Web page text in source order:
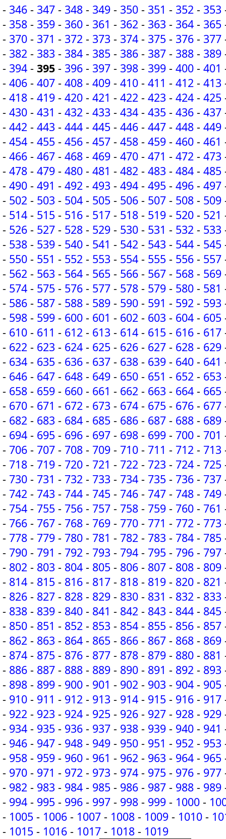
- 346 - 347 - 348 - 349 - 350 - 351 - 352 - 353
- 358 - 359 - 360 - 361 - 362 - 363 - 364 - 365
- 370 - 371 - 372 - 373 - 374 - 375 - 376 - 377
- 382 - 383 - 384 - 385 - 386 - 387 - 388 - 389
- 394 - 395 - 396 - 397 - 398 - 399 - 400 - 401
- 406 - 407 - 408 - 409 - 410 - 411 - 412 - 413
- 418 - 419 - 420 - 421 - 422 - 423 - 424 - 425
- 430 - 431 - 432 - 433 - 434 - 435 - 436 - 437
- 442 - 443 - 444 - 445 - 446 - 447 - 448 - 449
- 454 - 455 - 456 - 457 - 458 - 459 - 460 - 461
- 466 - 467 - 468 - 469 - 470 - 471 - 472 - 473
- 478 - 479 - 480 - 481 - 482 - 483 - 484 - 485
- 490 - 491 - 492 - 493 - 494 - 495 - 496 - 497
- 502 - 503 - 504 - 505 - 506 - 507 - 508 - 509
- 514 - 515 - 516 - 517 - 518 - 519 - 520 - 521
- 526 - 527 - 528 - 529 - 530 - 531 - 532 - 533
- 538 - 539 - 540 - 541 - 542 - 543 - 544 - 545
- 550 - 551 - 552 - 553 - 554 - 555 - 556 - 557
- 562 - 563 - 564 - 565 - 566 - 567 - 568 - 569
- 574 - 575 - 576 - 577 - 578 - 579 - 580 - 581
- 586 - 587 - 588 - 589 - 590 - 591 - 592 - 593
- 598 - 599 - 600 - 601 - 602 - 603 - 604 - 605
- 610 - 611 - 612 - 613 - 614 - 615 - 616 - 617
- 622 - 623 - 624 - 625 - 626 - 627 - 628 - 629
- 634 - 635 - 636 - 637 - 638 - 639 - 640 - 641
- 646 - 647 - 648 - 649 - 650 - 651 - 652 - 653
- 658 - 659 - 660 - 661 - 662 - 663 - 664 - 665
- 670 - 671 - 672 - 673 - 674 - 675 - 676 - 677
- 682 - 683 - 684 - 685 - 686 - 687 - 688 - 689
- 694 - 695 - 696 - 697 - 698 - 699 - 700 - 701
- 706 - 707 - 708 - 709 - 710 - 711 - 712 - 713
- 718 - 719 - 720 - 721 - 722 - 723 - 724 - 725
- 730 - 731 - 732 - 733 - 734 - 735 - 736 - 737
- 742 - 743 - 744 - 745 - 746 - 747 - 748 - 749
- 754 - 755 - 756 - 757 - 758 - 759 - 760 - 761
- 766 - 767 - 768 - 769 - 770 - 771 - 772 - 773
- 778 - 779 - 780 - 781 - 782 - 783 - 784 - 785
- 790 - 791 - 792 - 793 - 794 - 795 - 796 - 797
- 802 - 803 - 804 - 805 - 806 - 807 - 808 - 809
- 814 - 815 - 816 - 817 - 818 - 819 - 820 - 821
- 826 - 827 - 828 - 829 - 830 - 831 - 832 - 833
- 838 - 839 - 840 - 841 - 842 - 843 - 844 - 845
- 850 - 851 - 852 - 853 - 854 - 855 - 856 - 857
- 862 - 863 - 864 - 865 - 866 - 867 - 868 - 869
- 874 - 875 - 876 - 877 - 878 - 879 - 880 - 881
- 886 - 887 - 888 - 889 - 890 - 891 - 892 - 893
- 898 - 899 - 900 - 901 - 902 - 903 - 904 - 905
- 910 - 911 - 912 - 913 - 914 - 915 - 916 - 917
- 922 - 923 - 924 - 925 - 926 - 927 - 928 - 929
- 934 - 935 - 936 - 937 - 938 - 939 - 940 - 941
- 946 - 947 - 948 - 949 - 950 - 951 - 952 - 953
- 958 - 959 - 960 - 961 - 962 - 963 - 964 - 965
- 970 - 971 - 972 - 973 - 974 - 975 - 976 - 977
- 982 - 983 - 984 - 985 - 986 - 987 - 988 - 989
- 994 - 995 - 996 - 997 - 998 - 999 - 1000 -
- 1005 - 1006 - 1007 - 1008 - 1009 - 1010 -
- 1015 - 1016 - 1017 - 1018 - 1019